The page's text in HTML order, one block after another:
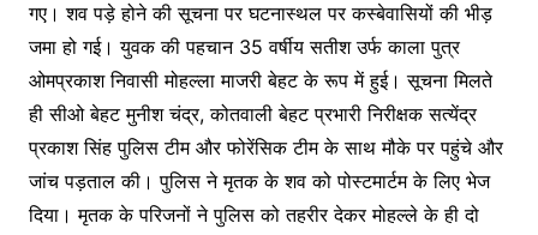
गए। शव पड़े होने की सूचना पर घटनास्थल पर कस्बेवासियों की भीड़
जमा हो गई। युवक की पहचान 35 वर्षीय सतीश उर्फ काला पुत्र
ओमप्रकाश निवासी मोहल्ला माजरी बेहट के रूप में हुई। सूचना मिलते
ही सीओ बेहट मुनीश चंद्र, कोतवाली बेहट प्रभारी निरीक्षक सत्येंद्र
प्रकाश सिंह पुलिस टीम और फोरेंसिक टीम के साथ मौके पर पहुंचे और
जांच पड़ताल की। पुलिस ने मृतक के शव को पोस्टमार्टम के लिए भेज
दिया। मृतक के परिजनों ने पुलिस को तहरीर देकर मोहल्ले के ही दो